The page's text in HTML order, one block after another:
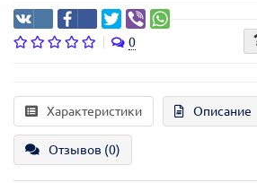
0
Характеристики Описание
Отзывов (0)